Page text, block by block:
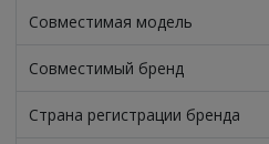
Совместимая модель
Совместимый бренд
Страна регистрации бренда